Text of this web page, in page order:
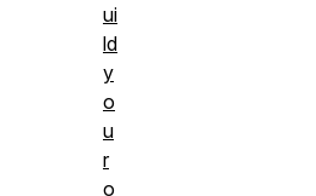
ui
ld
y
o
u
r
o